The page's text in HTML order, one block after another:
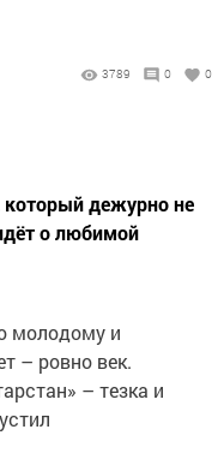
3789 0 0
который дежурно не
о любимой
молодому и
– ровно век.
– тезка и